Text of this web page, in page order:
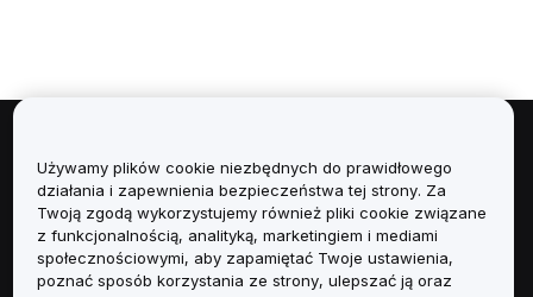
Informacje
Usługi
Obsługa Klienta
Używamy plików cookie niezbędnych do prawidłowego
działania i zapewnienia bezpieczeństwa tej strony. Za
Twoją zgodą wykorzystujemy również pliki cookie związane
z funkcjonalnością, analityką, marketingiem i mediami
społecznościowymi, aby zapamiętać Twoje ustawienia,
poznać sposób korzystania ze strony, ulepszać ją oraz